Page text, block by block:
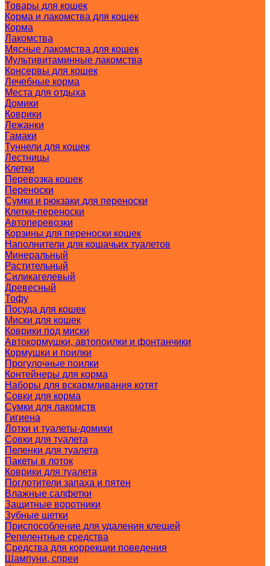
Товары для кошек
Корма и лакомства для кошек
Корма
Лакомства
Мясные лакомства для кошек
Мультивитаминные лакомства
Консервы для кошек
Лечебные корма
Места для отдыха
Домики
Коврики
Лежанки
Гамаки
Туннели для кошек
Лестницы
Клетки
Перевозка кошек
Переноски
Сумки и рюкзаки для переноски
Клетки-переноски
Автоперевозки
Корзины для переноски кошек
Наполнители для кошачьих туалетов
Минеральный
Растительный
Силикагелевый
Древесный
Тофу
Посуда для кошек
Миски для кошек
Коврики под миски
Автокормушки, автопоилки и фонтанчики
Кормушки и поилки
Прогулочные поилки
Контейнеры для корма
Наборы для вскармливания котят
Совки для корма
Сумки для лакомств
Гигиена
Лотки и туалеты-домики
Совки для туалета
Пеленки для туалета
Пакеты в лоток
Коврики для туалета
Поглотители запаха и пятен
Влажные салфетки
Защитные воротники
Зубные щетки
Приспособление для удаления клещей
Репелентные средства
Средства для коррекции поведения
Шампуни, спреи